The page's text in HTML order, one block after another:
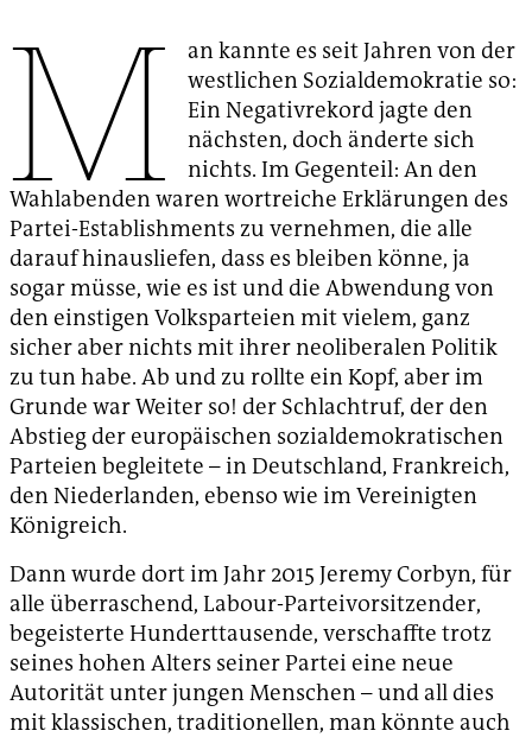
M
an kannte es seit Jahren von der
westlichen Sozialdemokratie so:
Ein Negativrekord jagte den
nächsten, doch änderte sich
nichts. Im Gegenteil: An den
Wahlabenden waren wortreiche Erklärungen des
Partei-Establishments zu vernehmen, die alle
darauf hinausliefen, dass es bleiben könne, ja
sogar müsse, wie es ist und die Abwendung von
den einstigen Volksparteien mit vielem, ganz
sicher aber nichts mit ihrer neoliberalen Politik
zu tun habe. Ab und zu rollte ein Kopf, aber im
Grunde war Weiter so! der Schlachtruf, der den
Abstieg der europäischen sozialdemokratischen
Parteien begleitete – in Deutschland, Frankreich,
den Niederlanden, ebenso wie im Vereinigten
Königreich.
Dann wurde dort im Jahr 2015 Jeremy Corbyn, für
alle überraschend, Labour-Parteivorsitzender,
begeisterte Hunderttausende, verschaffte trotz
seines hohen Alters seiner Partei eine neue
Autorität unter jungen Menschen – und all dies
mit klassischen, traditionellen, man könnte auch